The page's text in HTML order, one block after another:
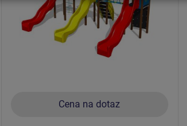
Cena na dotaz